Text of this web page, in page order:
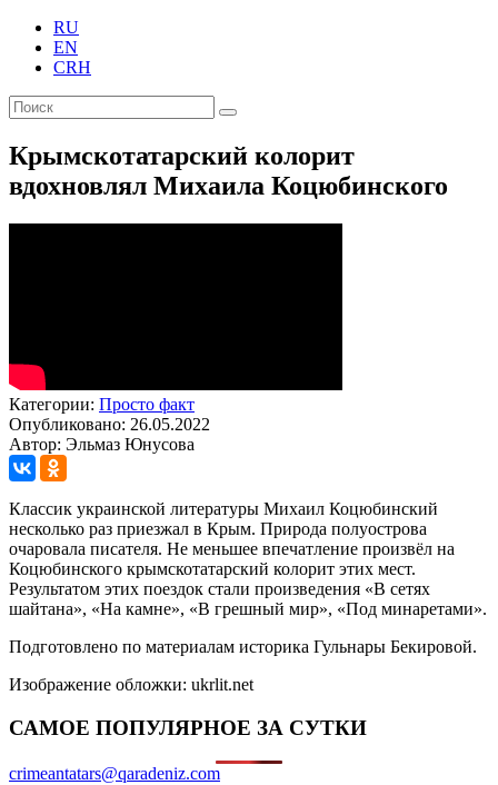
RU
EN
CRH
Крымскотатарский колорит
вдохновлял Михаила Коцюбинского
Категории: Просто факт
Опубликовано: 26.05.2022
Автор: Эльмаз Юнусова
Классик украинской литературы Михаил Коцюбинский
несколько раз приезжал в Крым. Природа полуострова
очаровала писателя. Не меньшее впечатление произвёл на
Коцюбинского крымскотатарский колорит этих мест.
Результатом этих поездок стали произведения «В сетях
шайтана», «На камне», «В грешный мир», «Под минаретами».
Подготовлено по материалам историка Гульнары Бекировой.
Изображение обложки: ukrlit.net
САМОЕ ПОПУЛЯРНОЕ ЗА СУТКИ
crimeantatars@qaradeniz.com